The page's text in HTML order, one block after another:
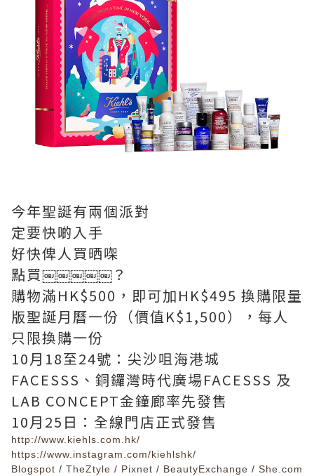
今年聖誕有兩個派對
定要快啲入手
好快俾人買晒㗎
點買￼￼￼￼￼？
購物滿HK$500，即可加HK$495 換購限量
版聖誕月曆一份（價值K$1,500），每人
只限換購一份
10月18至24號：尖沙咀海港城
FACESSS、銅鑼灣時代廣場FACESSS 及
LAB CONCEPT金鐘廊率先發售
10月25日：全線門店正式發售
http://www.kiehls.com.hk/
https://www.instagram.com/kiehlshk/
Blogspot / TheZtyle / Pixnet / BeautyExchange / She.com